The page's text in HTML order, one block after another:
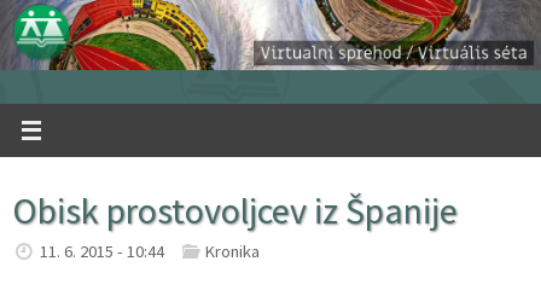
Obisk prostovoljcev iz Španije
11. 6. 2015 - 10:44 Kronika